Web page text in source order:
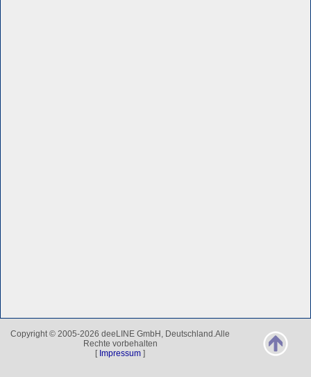
Copyright © 2005-2026 deeLINE GmbH, Deutschland.Alle
Rechte vorbehalten
[ Impressum ]